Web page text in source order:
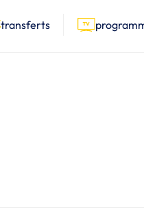
transferts